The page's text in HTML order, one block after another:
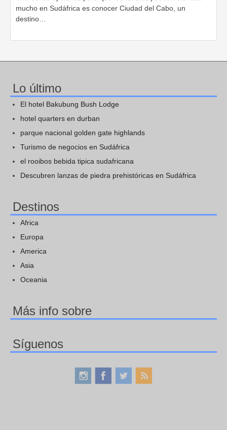
mucho en Sudáfrica es conocer Ciudad del Cabo, un
destino…
Lo último
El hotel Bakubung Bush Lodge
hotel quarters en durban
parque nacional golden gate highlands
Turismo de negocios en Sudáfrica
el rooibos bebida tipica sudafricana
Descubren lanzas de piedra prehistóricas en Sudáfrica
Destinos
Africa
Europa
America
Asia
Oceania
Más info sobre
Síguenos